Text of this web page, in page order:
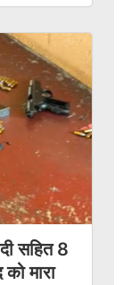
सहित 8
मारा